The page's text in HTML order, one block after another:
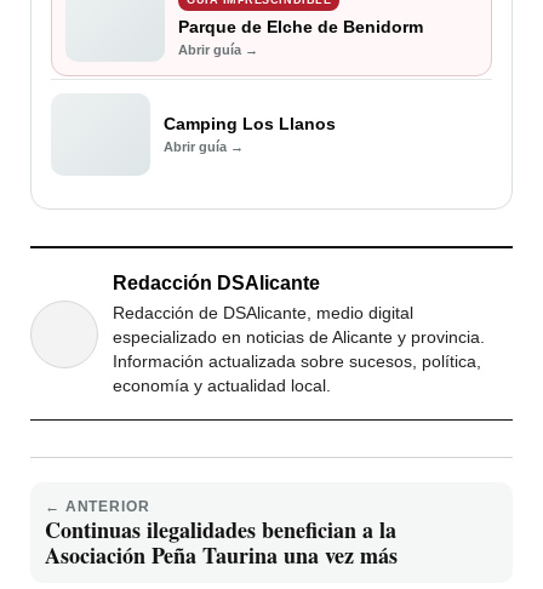
Parque de Elche de Benidorm
Abrir guía →
Camping Los Llanos
Abrir guía →
Redacción DSAlicante
Redacción de DSAlicante, medio digital
especializado en noticias de Alicante y provincia.
Información actualizada sobre sucesos, política,
economía y actualidad local.
← ANTERIOR
Continuas ilegalidades benefician a la
Asociación Peña Taurina una vez más